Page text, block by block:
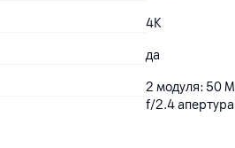
4K
да
2 модуля: 50
f/2.4